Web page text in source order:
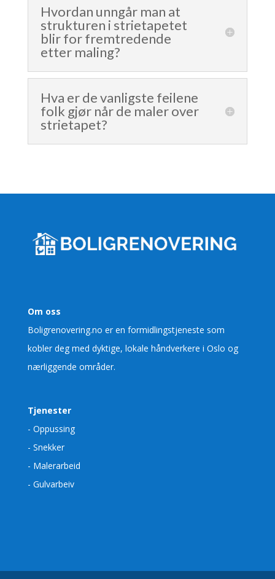
Hvordan unngår man at
strukturen i strietapetet
blir for fremtredende
etter maling?
Hva er de vanligste feilene
folk gjør når de maler over
strietapet?
Om oss
Boligrenovering.no er en formidlingstjeneste som
kobler deg med dyktige, lokale håndverkere i Oslo og
nærliggende områder.
Tjenester
- Oppussing
- Snekker
- Malerarbeid
- Gulvarbeiv